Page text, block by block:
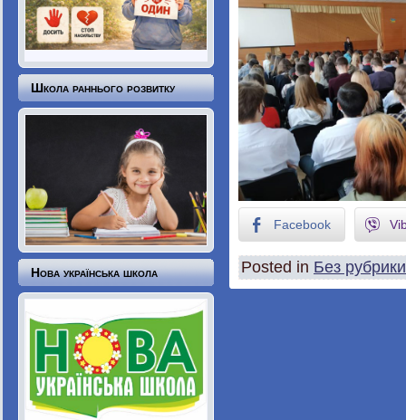
Школа раннього розвитку
Нова українська школа
Facebook
Posted in Без рубрики